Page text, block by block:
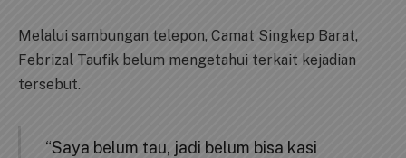
Melalui sambungan telepon, Camat Singkep Barat,
Febrizal Taufik belum mengetahui terkait kejadian
tersebut.
“Saya belum tau, jadi belum bisa kasi